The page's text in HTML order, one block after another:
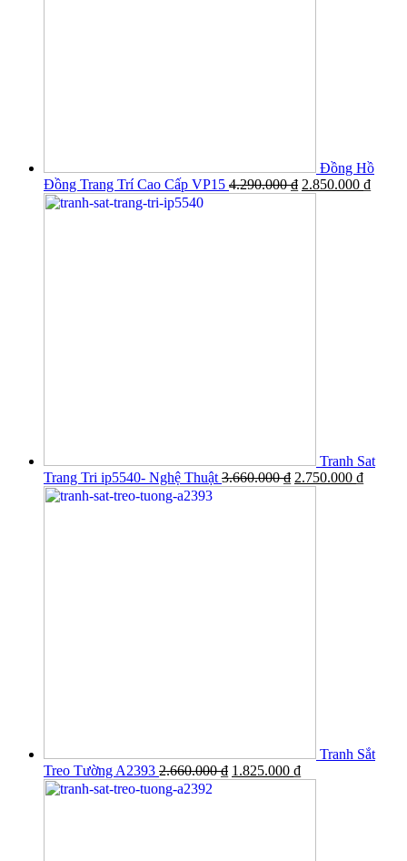
Đồng Hồ
Đồng Trang Trí Cao Cấp VP15 4.290.000₫ 2.850.000 ₫
Tranh Sat
Trang Tri ip5540- Nghệ Thuật 3.660.000₫ 2.750.000 ₫
Tranh Sắt
Treo Tường A2393 2.660.000₫ 1.825.000 ₫